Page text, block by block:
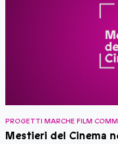
PROGETTI MARCHE FILM
Mestieri del Cinema